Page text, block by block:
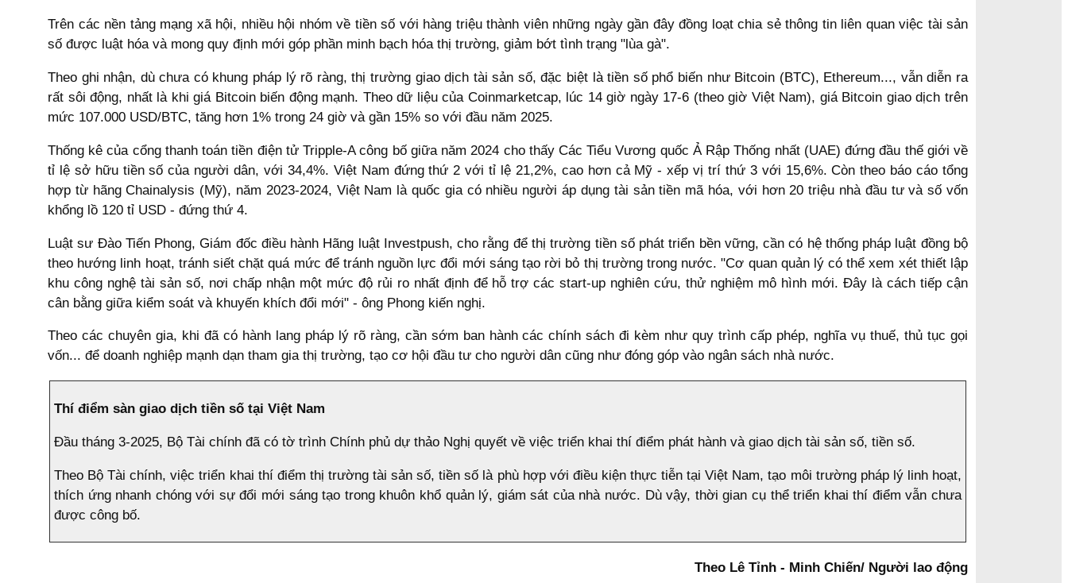
Trên các nền tảng mạng xã hội, nhiều hội nhóm về tiền số với hàng triệu thành viên những ngày gần đây đồng loạt chia sẻ thông tin liên quan việc tài sản
số được luật hóa và mong quy định mới góp phần minh bạch hóa thị trường, giảm bớt tình trạng "lùa gà".
Theo ghi nhận, dù chưa có khung pháp lý rõ ràng, thị trường giao dịch tài sản số, đặc biệt là tiền số phổ biến như Bitcoin (BTC), Ethereum..., vẫn diễn ra
rất sôi động, nhất là khi giá Bitcoin biến động mạnh. Theo dữ liệu của Coinmarketcap, lúc 14 giờ ngày 17-6 (theo giờ Việt Nam), giá Bitcoin giao dịch trên
mức 107.000 USD/BTC, tăng hơn 1% trong 24 giờ và gần 15% so với đầu năm 2025.
Thống kê của cổng thanh toán tiền điện tử Tripple-A công bố giữa năm 2024 cho thấy Các Tiểu Vương quốc Ả Rập Thống nhất (UAE) đứng đầu thế giới về
tỉ lệ sở hữu tiền số của người dân, với 34,4%. Việt Nam đứng thứ 2 với tỉ lệ 21,2%, cao hơn cả Mỹ - xếp vị trí thứ 3 với 15,6%. Còn theo báo cáo tổng
hợp từ hãng Chainalysis (Mỹ), năm 2023-2024, Việt Nam là quốc gia có nhiều người áp dụng tài sản tiền mã hóa, với hơn 20 triệu nhà đầu tư và số vốn
khổng lồ 120 tỉ USD - đứng thứ 4.
Luật sư Đào Tiến Phong, Giám đốc điều hành Hãng luật Investpush, cho rằng để thị trường tiền số phát triển bền vững, cần có hệ thống pháp luật đồng bộ
theo hướng linh hoạt, tránh siết chặt quá mức để tránh nguồn lực đổi mới sáng tạo rời bỏ thị trường trong nước. "Cơ quan quản lý có thể xem xét thiết lập
khu công nghệ tài sản số, nơi chấp nhận một mức độ rủi ro nhất định để hỗ trợ các start-up nghiên cứu, thử nghiệm mô hình mới. Đây là cách tiếp cận
cân bằng giữa kiểm soát và khuyến khích đổi mới" - ông Phong kiến nghị.
Theo các chuyên gia, khi đã có hành lang pháp lý rõ ràng, cần sớm ban hành các chính sách đi kèm như quy trình cấp phép, nghĩa vụ thuế, thủ tục gọi
vốn... để doanh nghiệp mạnh dạn tham gia thị trường, tạo cơ hội đầu tư cho người dân cũng như đóng góp vào ngân sách nhà nước.
Thí điểm sàn giao dịch tiền số tại Việt Nam
Đầu tháng 3-2025, Bộ Tài chính đã có tờ trình Chính phủ dự thảo Nghị quyết về việc triển khai thí điểm phát hành và giao dịch tài sản số, tiền số.
Theo Bộ Tài chính, việc triển khai thí điểm thị trường tài sản số, tiền số là phù hợp với điều kiện thực tiễn tại Việt Nam, tạo môi trường pháp lý linh hoạt,
thích ứng nhanh chóng với sự đổi mới sáng tạo trong khuôn khổ quản lý, giám sát của nhà nước. Dù vậy, thời gian cụ thể triển khai thí điểm vẫn chưa
được công bố.
Theo Lê Tỉnh - Minh Chiến/ Người lao động